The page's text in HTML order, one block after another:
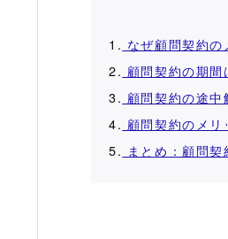
1. なぜ顧問契約
2. 顧問契約の期
3. 顧問契約の途
4. 顧問契約のメ
5. まとめ：顧問